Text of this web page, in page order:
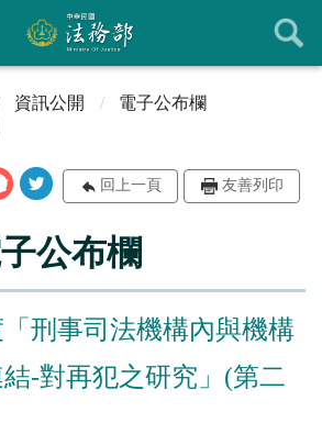
資訊公開
電子公布欄
回上一頁 友善列印
公布欄
刑事司法機構內與機構
-對再犯之研究」(第二